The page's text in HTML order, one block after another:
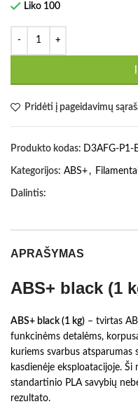
Liko 100
Pridėti į pageidavimų
Produkto kodas: D3AFG-P1-
Kategorijos: ABS+,
Dalintis:
APRAŠYMAS
ABS+ black (1
ABS+ black (1 kg) – tvirtas
funkcinėms detalėms,
kuriems svarbus atsparumas
kasdienėje eksploatacijoje.
standartinio PLA savybių
rezultato.